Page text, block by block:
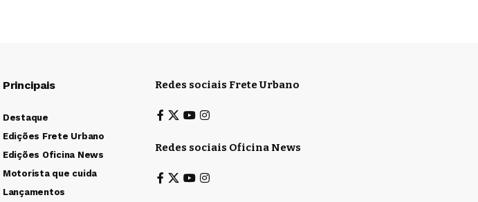
Principais
Destaque
Edições Frete Urbano
Edições Oficina News
Motorista que cuida
Lançamentos
Redes sociais Frete Urbano
Redes sociais Oficina News